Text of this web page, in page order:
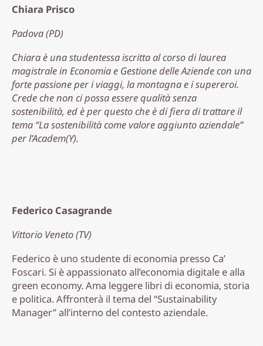
Chiara Prisco
Padova (PD)
Chiara è una studentessa iscritta al corso di laurea
magistrale in Economia e Gestione delle Aziende con una
forte passione per i viaggi, la montagna e i supereroi.
Crede che non ci possa essere qualità senza
sostenibilità, ed è per questo che è di fiera di trattare il
tema “La sostenibilità come valore aggiunto aziendale”
per l’Academ(Y).
Federico Casagrande
Vittorio Veneto (TV)
Federico è uno studente di economia presso Ca’
Foscari. Si è appassionato all’economia digitale e alla
green economy. Ama leggere libri di economia, storia
e politica. Affronterà il tema del “Sustainability
Manager” all’interno del contesto aziendale.